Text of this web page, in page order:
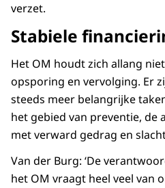
verzet.
Stabiele
Het OM houdt zich allang
opsporing en vervolging. Er
steeds meer belangrijke
het gebied van preventie, de
met verward gedrag en
Van der Burg: ‘De
het OM vraagt heel veel van